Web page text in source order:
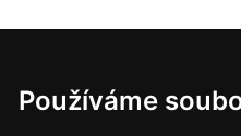
Používáme